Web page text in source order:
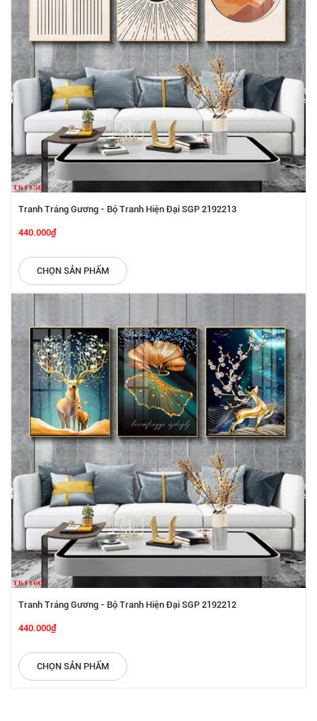
Tranh Tráng Gương - Bộ Tranh Hiện Đại SGP 2192213
440.000₫
CHỌN SẢN PHẨM
Tranh Tráng Gương - Bộ Tranh Hiện Đại SGP 2192212
440.000₫
CHỌN SẢN PHẨM